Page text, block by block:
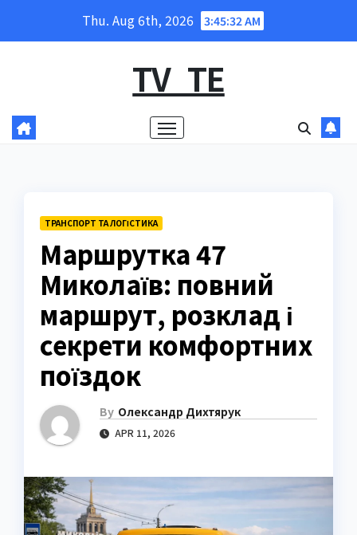
Thu. Aug 6th, 2026 3:45:34 AM
TV_TE
ТРАНСПОРТ ТА ЛОГІСТИКА
Маршрутка 47
Миколаїв: повний
маршрут, розклад і
секрети комфортних
поїздок
By Олександр Дихтярук
APR 11, 2026